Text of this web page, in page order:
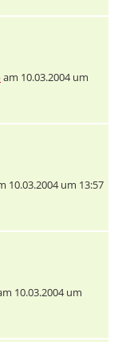
am 10.03.2004 um
10.03.2004 um 13:57
10.03.2004 um